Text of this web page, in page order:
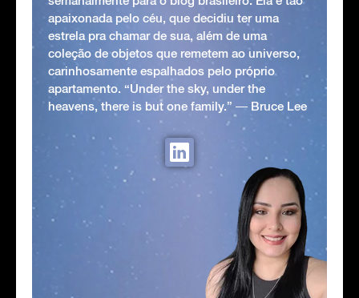
apaixonada pelo céu, que decidiu ter uma
estrela pra chamar de sua, além de uma
coleção de objetos que remetem ao universo,
carinhosamente espalhados pelo próprio
apartamento. “Under the sky, under the
heavens, there is but one family.” ― Bruce Lee